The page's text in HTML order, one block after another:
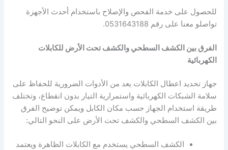
للحصول على خدمة الفحص والإصلاح باستخدام أحدث الأجهزة
تواصلو معنا على رقم 0531643188.
الفرق بين الكشف السطحي والكشف تحت الأرض للكابلات
الكهربائية
جهاز تحديد اعطال الكابلات يعد من الأدوات الضرورية للحفاظ على
سلامة الشبكات الكهربائية واستمرارية التيار بدون انقطاع، وتختلف
طريقة استخدام الجهاز حسب مكان الكابل ويمكن توضيح الفرق
بين الكشف السطحي والكشف تحت الأرض على النحو التالي:
الكشف السطحي يستخدم مع الكابلات الظاهرة ويعتمد